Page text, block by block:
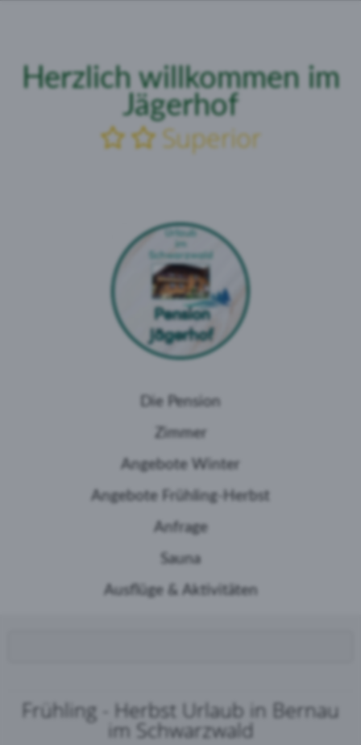
Herzlich willkommen im
Jägerhof
Superior
Die Pension
Zimmer
Angebote Winter
Angebote Frühling-Herbst
Anfrage
Sauna
Ausflüge & Aktivitäten
Frühling - Herbst Urlaub in Bernau
im Schwarzwald